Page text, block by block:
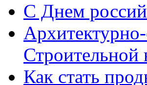
С Днем
Строительной
Как стать